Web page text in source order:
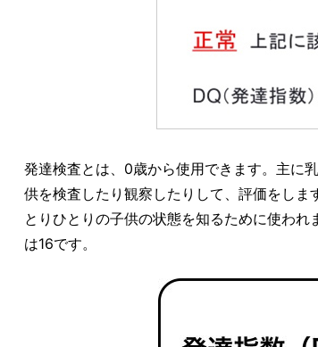
発達検査とは、0歳から使用できます。主に
供を検査したり観察したりして、評価をし
とりひとりの子供の状態を知るために使わ
は16です。